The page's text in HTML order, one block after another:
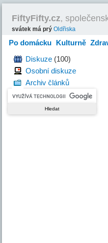
FiftyFifty.cz,
svátek má prýOldřiska
Po domácku Kulturně
HravěDiskuze (100)
Osobní diskuze
Archiv článků